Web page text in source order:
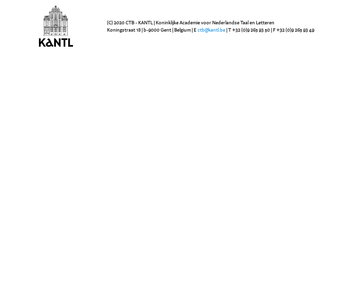
(C) 2020 CTB - KANTL | Koninklijke Academie voor Nederlandse Taal en Letteren
Koningstraat 18 | b-9000 Gent | Belgium | Ectb@kantl.be | T +32 (0)9 265 93 50 | F +32 (0)9 265 93 49